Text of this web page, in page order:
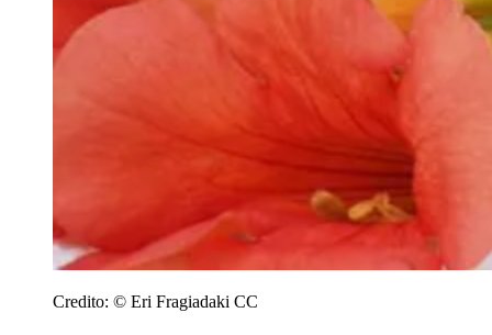
Credito: © Eri Fragiadaki CC